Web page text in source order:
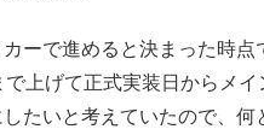
ーで進めると決まった時点
で上げて正式実装日からメイ
たいと考えていたので、何